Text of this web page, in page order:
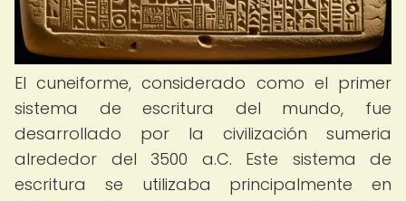
El cuneiforme, considerado como el primer
sistema de escritura del mundo, fue
desarrollado por la civilización sumeria
alrededor del 3500 a.C. Este sistema de
escritura se utilizaba principalmente en